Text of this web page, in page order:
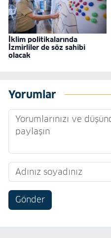
İklim politikalarında
İzmirliler de söz sahibi
olacak
Yorumlar
Gönder